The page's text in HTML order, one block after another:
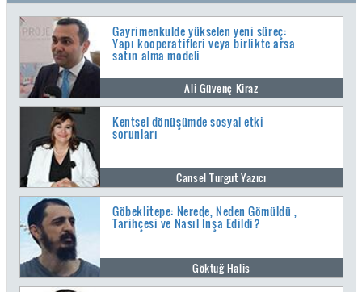
Gayrimenkulde yükselen yeni süreç:
Yapı kooperatifleri veya birlikte arsa
satın alma modeli
Ali Güvenç Kiraz
Kentsel dönüşümde sosyal etki
sorunları
Cansel Turgut Yazıcı
Göbeklitepe: Nerede, Neden Gömüldü ,
Tarihçesi ve Nasıl İnşa Edildi?
Göktuğ Halis